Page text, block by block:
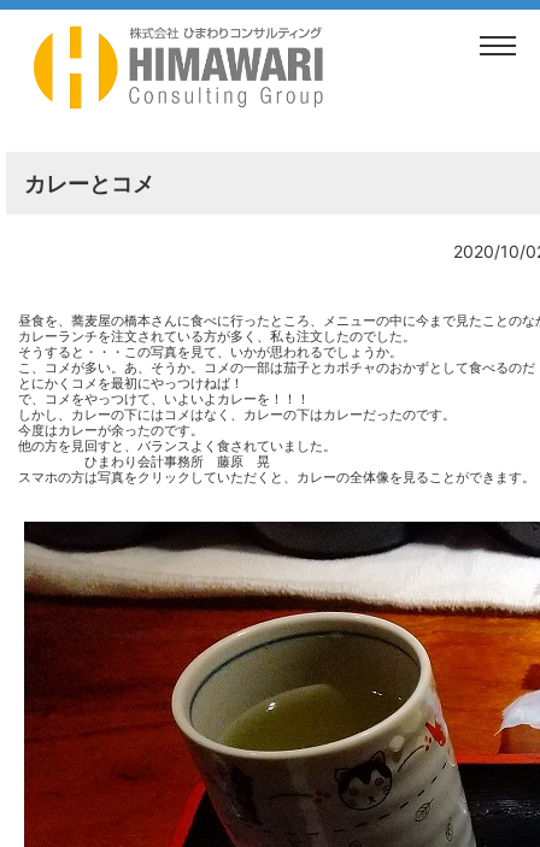
> ブログ カレーとコメ
カレーとコメ
2020/10/
昼食を、蕎麦屋の橋本さんに食べに行ったところ、メニューの中に今まで見たことの
カレーランチを注文されている方が多く、私も注文したのでした。
そうすると・・・この写真を見て、いかが思われるでしょうか。
こ、コメが多い。あ、そうか。コメの一部は茄子とカボチャのおかずとして食べるのだ
とにかくコメを最初にやっつけねば！
で、コメをやっつけて、いよいよカレーを！！！
しかし、カレーの下にはコメはなく、カレーの下はカレーだったのです。
今度はカレーが余ったのです。
他の方を見回すと、バランスよく食されていました。
ひまわり会計事務所 藤原 晃
スマホの方は写真をクリックしていただくと、カレーの全体像を見ることができます。